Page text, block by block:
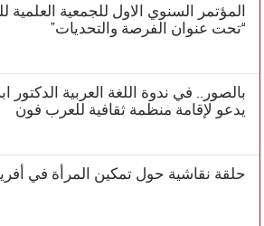
المؤتمر السنوي الاول للجمعية العلمية
“تحت عنوان الفرصة والتحديات”
بالصور.. في ندوة اللغة العربية الدكتور
يدعو لإقامة منظمة ثقافية للعرب فون
حلقة نقاشية حول تمكين المرأة في